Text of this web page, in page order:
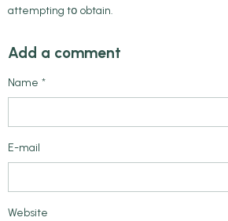
attempting tօ obtain.
Add a comment
Name
E-mail
Website